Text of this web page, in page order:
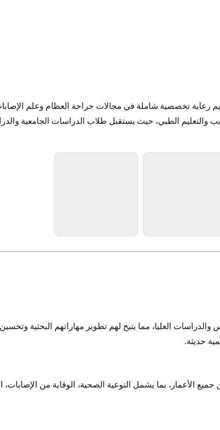
رودريغيز التعليمي لجراحة العظام في 30 يونيو 1945 بهدف تقديم رعاية تخصصية شاملة في مجالات جراحة
الطبي، حيث يستقبل طلاب الدراسات الجامعية
العليا، مما يتيح لهم تطوير مهاراتهم البحثية
حديثة.
الأعمار، بما يشمل التوعية الصحية، الوقاية من